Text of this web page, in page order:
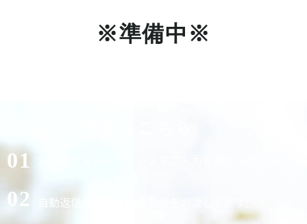
※準備中※
01
02 自動返信メールで特典動画をお渡しします。